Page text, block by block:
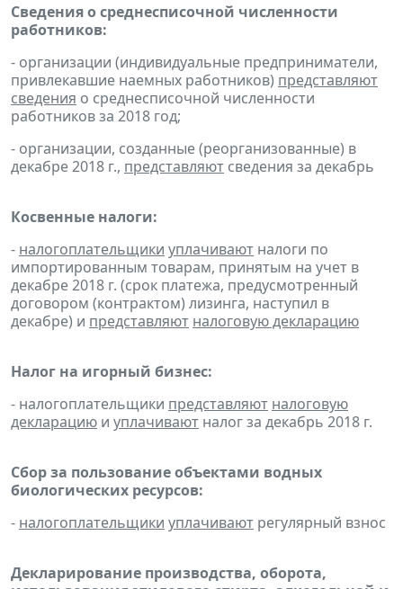
Сведения о среднесписочной численности
работников:
- организации (индивидуальные предприниматели,
привлекавшие наемных работников) представляют
сведения о среднесписочной численности
работников за 2018 год;
- организации, созданные (реорганизованные) в
декабре 2018 г., представляют сведения за декабрь
Косвенные налоги:
- налогоплательщики уплачивают налоги по
импортированным товарам, принятым на учет в
декабре 2018 г. (срок платежа, предусмотренный
договором (контрактом) лизинга, наступил в
декабре) и представляют налоговую декларацию
Налог на игорный бизнес:
- налогоплательщики представляют налоговую
декларацию и уплачивают налог за декабрь 2018 г.
Сбор за пользование объектами водных
биологических ресурсов:
- налогоплательщики уплачивают регулярный взнос
Декларирование производства, оборота,